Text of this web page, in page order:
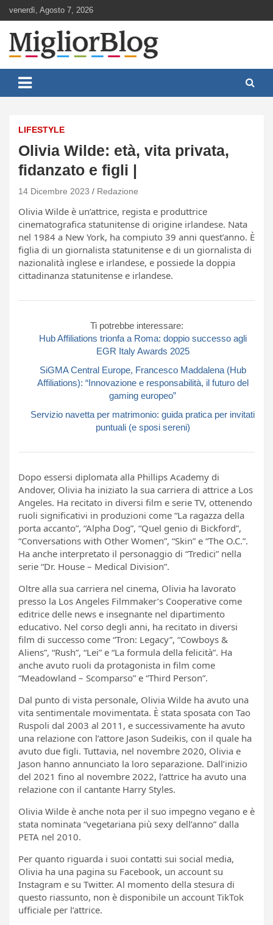
to
content
venerdì, Agosto 7, 2026
MigliorBlog.it
LIFESTYLE
Olivia Wilde: età, vita privata,
fidanzato e figli |
14 Dicembre 2023 Redazione
Olivia Wilde è un’attrice, regista e produttrice
cinematografica statunitense di origine irlandese. Nata
nel 1984 a New York, ha compiuto 39 anni quest’anno. È
figlia di un giornalista statunitense e di un giornalista di
nazionalità inglese e irlandese, e possiede la doppia
cittadinanza statunitense e irlandese.
Ti potrebbe interessare:
Hub Affiliations trionfa a Roma: doppio successo agli
EGR Italy Awards 2025
SiGMA Central Europe, Francesco Maddalena (Hub
Affiliations): “Innovazione e responsabilità, il futuro del
gaming europeo”
Servizio navetta per matrimonio: guida pratica per invitati
puntuali (e sposi sereni)
Dopo essersi diplomata alla Phillips Academy di
Andover, Olivia ha iniziato la sua carriera di attrice a Los
Angeles. Ha recitato in diversi film e serie TV, ottenendo
ruoli significativi in produzioni come “La ragazza della
porta accanto”, “Alpha Dog”, “Quel genio di Bickford”,
“Conversations with Other Women”, “Skin” e “The O.C.”.
Ha anche interpretato il personaggio di “Tredici” nella
serie “Dr. House – Medical Division”.
Oltre alla sua carriera nel cinema, Olivia ha lavorato
presso la Los Angeles Filmmaker’s Cooperative come
editrice delle news e insegnante nel dipartimento
educativo. Nel corso degli anni, ha recitato in diversi
film di successo come “Tron: Legacy”, “Cowboys &
Aliens”, “Rush”, “Lei” e “La formula della felicità”. Ha
anche avuto ruoli da protagonista in film come
“Meadowland – Scomparso” e “Third Person”.
Dal punto di vista personale, Olivia Wilde ha avuto una
vita sentimentale movimentata. È stata sposata con Tao
Ruspoli dal 2003 al 2011, e successivamente ha avuto
una relazione con l’attore Jason Sudeikis, con il quale ha
avuto due figli. Tuttavia, nel novembre 2020, Olivia e
Jason hanno annunciato la loro separazione. Dall’inizio
del 2021 fino al novembre 2022, l’attrice ha avuto una
relazione con il cantante Harry Styles.
Olivia Wilde è anche nota per il suo impegno vegano e è
stata nominata “vegetariana più sexy dell’anno” dalla
PETA nel 2010.
Per quanto riguarda i suoi contatti sui social media,
Olivia ha una pagina su Facebook, un account su
Instagram e su Twitter. Al momento della stesura di
questo riassunto, non è disponibile un account TikTok
ufficiale per l’attrice.